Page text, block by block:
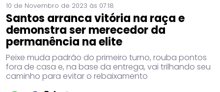
10 de Novembro de 2023 às 07:18
Santos arranca vitória na raça e
demonstra ser merecedor da
permanência na elite
Peixe muda padrão do primeiro turno, rouba pontos
fora de casa e, na base da entrega, vai trilhando seu
caminho para evitar o rebaixamento